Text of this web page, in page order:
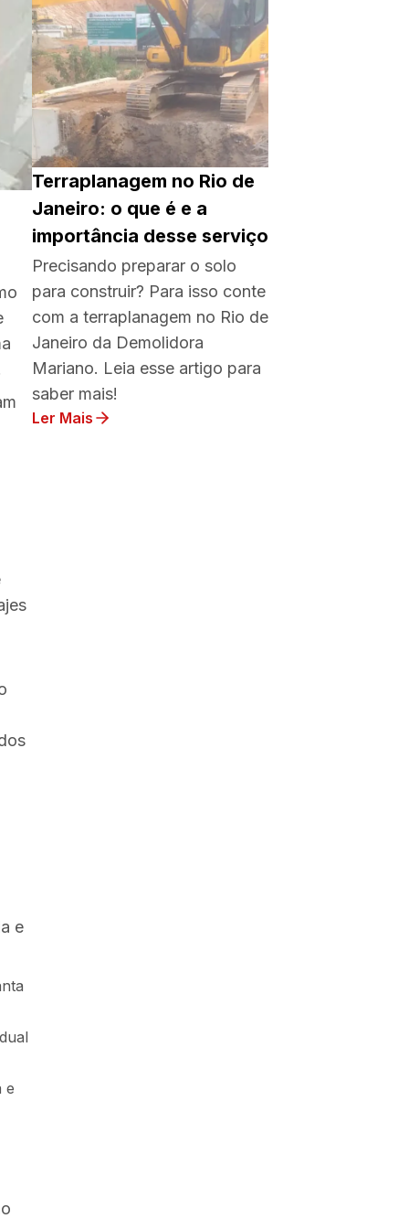
e
e
Terraplanagem no Rio de
Janeiro: o que é e a
importância desse serviço
Precisando preparar o solo
para construir? Para isso conte
com a terraplanagem no Rio de
Janeiro da Demolidora
Mariano. Leia esse artigo para
saber mais!
Ler Mais